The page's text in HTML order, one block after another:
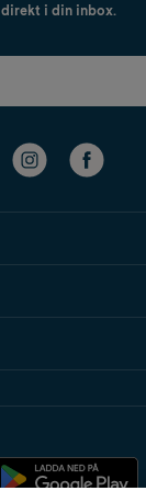
direkt i din inbox.